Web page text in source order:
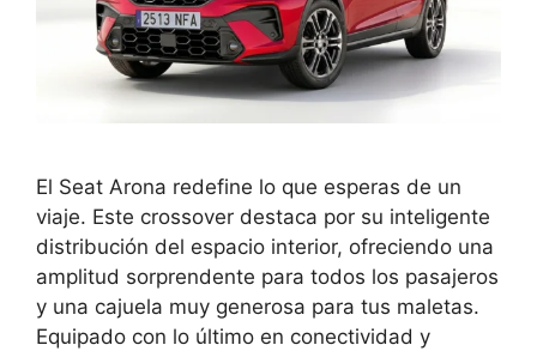
El Seat Arona redefine lo que esperas de un
viaje. Este crossover destaca por su inteligente
distribución del espacio interior, ofreciendo una
amplitud sorprendente para todos los pasajeros
y una cajuela muy generosa para tus maletas.
Equipado con lo último en conectividad y